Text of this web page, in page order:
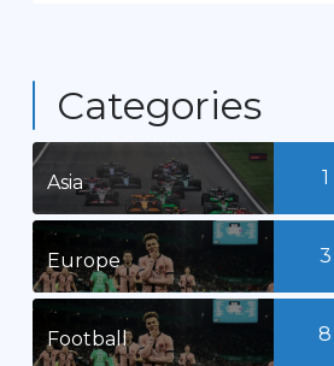
Categories
Asia 1
Europe 3
Football 8